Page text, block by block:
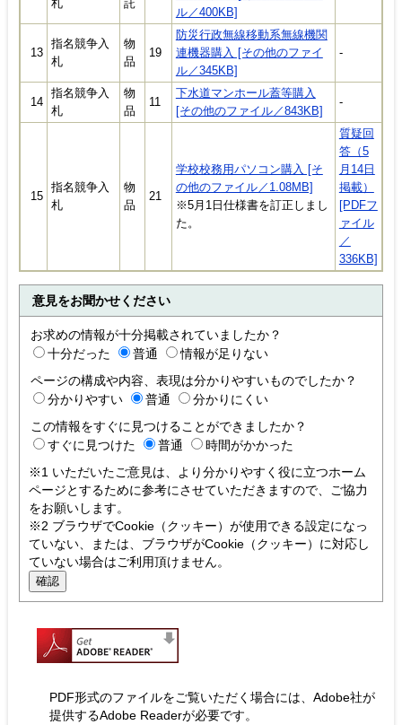
札
託
ル／400KB]
13
指名競争入
札
物
品
19
防災行政無線移動系無線機関
連機器購入 [その他のファイ
ル／345KB]
-
14
指名競争入
札
物
品
11
下水道マンホール蓋等購入
[その他のファイル／843KB]
-
15
指名競争入
札
物
品
21
学校校務用パソコン購入 [そ
の他のファイル／1.08MB]
※5月1日仕様書を訂正しまし
た。
質疑回
答（5
月14日
掲載）
[PDFフ
ァイル
／
336KB]
意見をお聞かせください
お求めの情報が十分掲載されていましたか？
十分だった
普通
情報が足りない
ページの構成や内容、表現は分かりやすいものでしたか？
分かりやすい
普通
分かりにくい
この情報をすぐに見つけることができましたか？
すぐに見つけた
普通
時間がかかった
※1 いただいたご意見は、より分かりやすく役に立つホーム
ページとするために参考にさせていただきますので、ご協力
をお願いします。
※2 ブラウザでCookie（クッキー）が使用できる設定になっ
ていない、または、ブラウザがCookie（クッキー）に対応し
ていない場合はご利用頂けません。
PDF形式のファイルをご覧いただく場合には、Adobe社が
提供するAdobe Readerが必要です。